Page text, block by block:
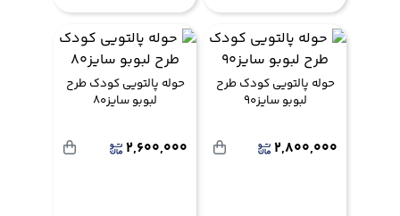
حوله پالتویی کودک طرح
لبوبو سایز90
2,800,000
حوله پالتویی کودک طرح
لبوبو سایز80
2,600,000